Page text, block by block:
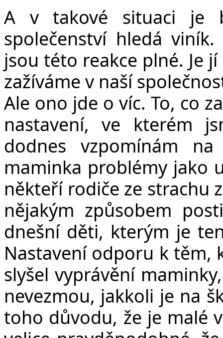
A v takové situaci je
společenství hledá
jsou této reakce plné. Je
zažíváme v naší
Ale ono jde o víc. To, co
nastavení, ve kterém
dodnes vzpomínám
maminka problémy jako
někteří rodiče ze strachu
nějakým způsobem
dnešní děti, kterým je
Nastavení odporu k těm,
slyšel vyprávění
nevezmou, jakkoli je na
toho důvodu, že je malé